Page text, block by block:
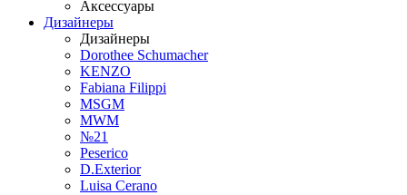
Аксессуары
Дизайнеры
Дизайнеры
Dorothee Schumacher
KENZO
Fabiana Filippi
MSGM
MWM
№21
Peserico
D.Exterior
Luisa Cerano